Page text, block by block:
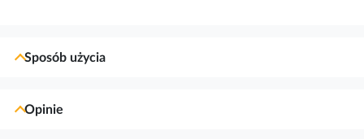
Sposób użycia
Opinie